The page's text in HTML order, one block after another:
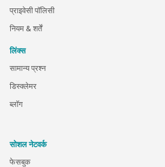
प्राइवेसी पॉलिसी
नियम & शर्तें
लिंक्स
सामान्य प्रश्न
डिस्क्लेमर
ब्लॉग
सोशल नेटवर्क
फेसबुक